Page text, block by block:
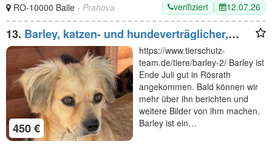
RO-10000 Baile - Prahova verifiziert 12.07.26
13. Barley, katzen- und hundeverträglicher,
freundlicher Junghund sucht ein neues
Zuhause, 1,5J, 40cm
450 €
https://www.tierschutz-
team.de/tiere/barley-2/ Barley ist
Ende Juli gut in Rösrath
angekommen. Bald können wir
mehr über ihn berichten und
weitere Bilder von ihm machen.
Barley ist ein…